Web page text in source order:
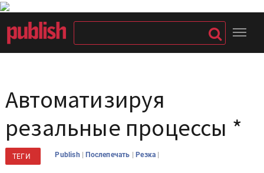
Автоматизируя
резальные процессы *
ТЕГИ Publish |Послепечать |Резка |